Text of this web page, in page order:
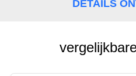
DETAILS